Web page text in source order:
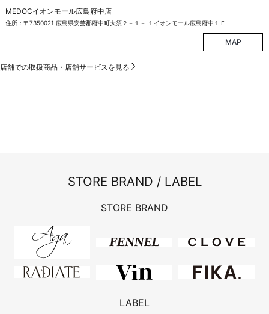
MEDOCイオンモール広島府中店
住所：〒7350021 広島県安芸郡府中町大須２－１－ １イオンモール広島府中１Ｆ
MAP
店舗での取扱商品・店舗サービスを見る
STORE BRAND / LABEL
STORE BRAND
LABEL